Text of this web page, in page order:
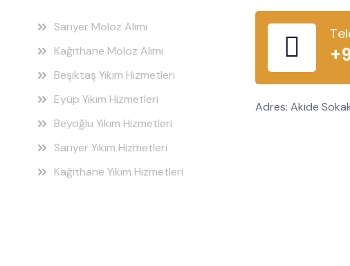
Sarıyer Moloz Alımı
Kağıthane Moloz Alımı
Beşiktaş Yıkım Hizmetleri
Eyüp Yıkım Hizmetleri
Beyoğlu Yıkım Hizmetleri
Sarıyer Yıkım Hizmetleri
Kağıthane Yıkım Hizmetleri
Adres: Akide